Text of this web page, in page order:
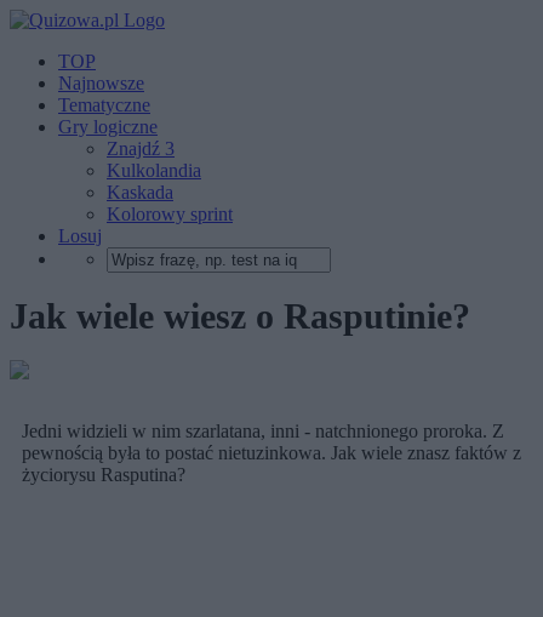
TOP
Najnowsze
Tematyczne
Gry logiczne
Znajdź 3
Kulkolandia
Kaskada
Kolorowy sprint
Losuj
Jak wiele wiesz o Rasputinie?
Jedni widzieli w nim szarlatana, inni - natchnionego proroka. Z
pewnością była to postać nietuzinkowa. Jak wiele znasz faktów z
życiorysu Rasputina?